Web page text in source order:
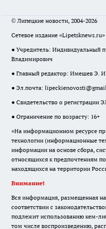
© Липецкие новости, 2004-2026
Сетевое издание «Lipetsknews.ru»
● Учредитель: Индивидуальный
Владимирович
● Главный редактор: Имешев Э.
● Эл.почта:
● Свидетельство о регистрации
● Ограничение по возрасту: 16+
«На информационном ресурсе
технологии (информационные
информации на основе сбора,
относящихся к предпочтениям
находящихся на территории
Внимание!
Вся информация, размещенная
соответствии с
подлежит использованию кем-
том числе воспроизведению,